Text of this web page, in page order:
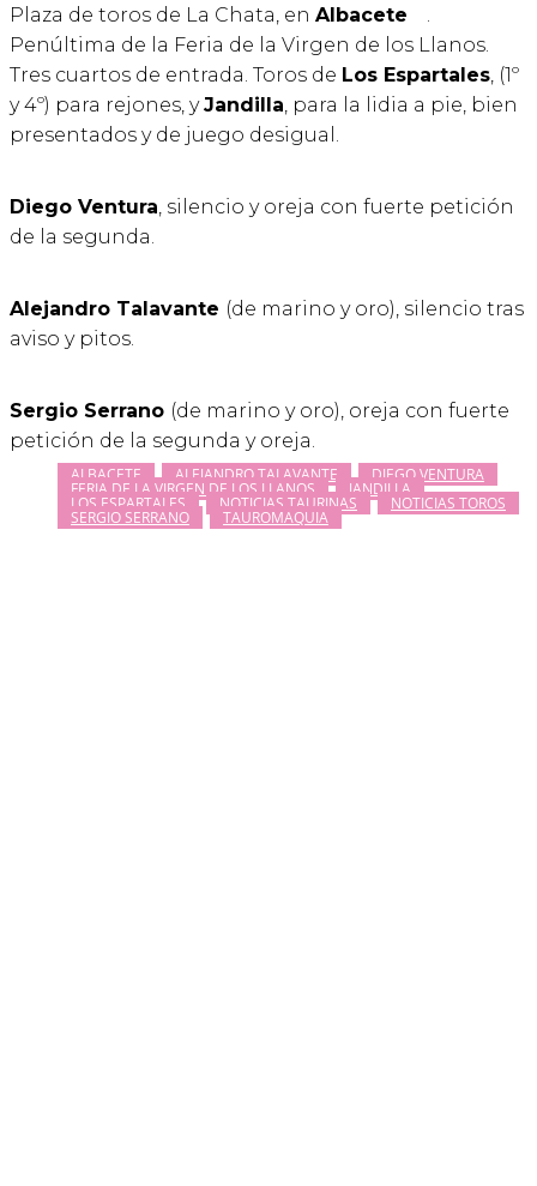
Plaza de toros de La Chata, en Albacete
.
Penúltima de la Feria de la Virgen de los Llanos.
Tres cuartos de entrada. Toros de Los Espartales, (1º
y 4º) para rejones, yJandilla, para la lidia a pie, bien
presentados y de juego desigual.
Diego Ventura, silencio y oreja con fuerte petición
de la segunda.
Alejandro Talavante (de marino y oro), silencio tras
aviso y pitos.
Sergio Serrano (de marino y oro), oreja con fuerte
petición de la segunda y oreja.
ALBACETE ALEJANDRO TALAVANTE DIEGO VENTURA
FERIA DE LA VIRGEN DE LOS LLANOS JANDILLA
LOS ESPARTALES NOTICIAS TAURINAS NOTICIAS TOROS
SERGIO SERRANO TAUROMAQUIA